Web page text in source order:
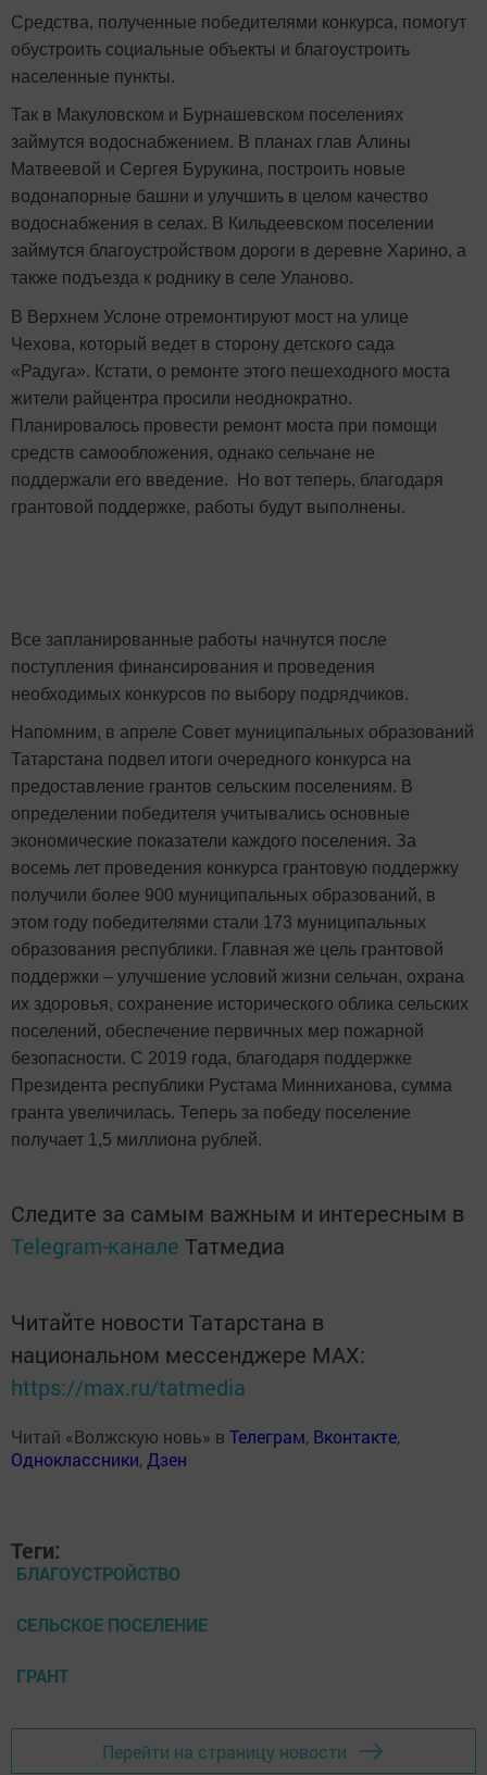
Средства, полученные победителями конкурса, помогут
обустроить социальные объекты и благоустроить
населенные пункты.
Так в Макуловском и Бурнашевском поселениях
займутся водоснабжением. В планах глав Алины
Матвеевой и Сергея Бурукина, построить новые
водонапорные башни и улучшить в целом качество
водоснабжения в селах. В Кильдеевском поселении
займутся благоустройством дороги в деревне Харино, а
также подъезда к роднику в селе Уланово.
В Верхнем Услоне отремонтируют мост на улице
Чехова, который ведет в сторону детского сада
«Радуга». Кстати, о ремонте этого пешеходного моста
жители райцентра просили неоднократно.
Планировалось провести ремонт моста при помощи
средств самообложения, однако сельчане не
поддержали его введение. Но вот теперь, благодаря
грантовой поддержке, работы будут выполнены.
Все запланированные работы начнутся после
поступления финансирования и проведения
необходимых конкурсов по выбору подрядчиков.
Напомним, в апреле Совет муниципальных образований
Татарстана подвел итоги очередного конкурса на
предоставление грантов сельским поселениям. В
определении победителя учитывались основные
экономические показатели каждого поселения. За
восемь лет проведения конкурса грантовую поддержку
получили более 900 муниципальных образований, в
этом году победителями стали 173 муниципальных
образования республики. Главная же цель грантовой
поддержки – улучшение условий жизни сельчан, охрана
их здоровья, сохранение исторического облика сельских
поселений, обеспечение первичных мер пожарной
безопасности. С 2019 года, благодаря поддержке
Президента республики Рустама Минниханова, сумма
гранта увеличилась. Теперь за победу поселение
получает 1,5 миллиона рублей.
Следите за самым важным и интересным в
Telegram-канале Татмедиа
Читайте новости Татарстана в
национальном мессенджере MАХ:
https://max.ru/tatmedia
Читай «Волжскую новь» в Телеграм, Вконтакте,
Одноклассники,Дзен
Теги:
БЛАГОУСТРОЙСТВО
СЕЛЬСКОЕ ПОСЕЛЕНИЕ
ГРАНТ
Перейти на страницу новости